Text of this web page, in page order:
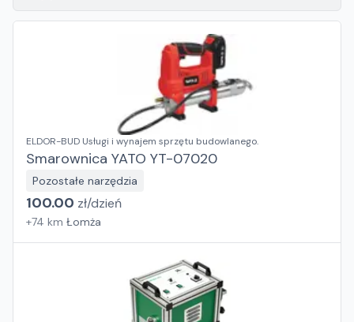
ELDOR-BUD Usługi i wynajem sprzętu budowlanego.
Smarownica YATO YT-07020
Pozostałe narzędzia
100.00 zł/dzień
+74 km Łomża